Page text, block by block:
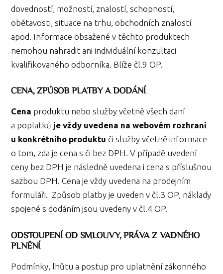
dovedností, možností, znalostí, schopností,
obětavosti, situace na trhu, obchodních znalostí
apod. Informace obsažené v těchto produktech
nemohou nahradit ani individuální konzultaci
kvalifikovaného odborníka. Blíže čl.9 OP.
CENA, ZPŮSOB PLATBY A DODÁNÍ
Cena produktu nebo služby včetně všech daní
a poplatků je vždy uvedena na webovém rozhraní
u konkrétního produktu či služby včetně informace
o tom, zda je cena s či bez DPH. V případě uvedení
ceny bez DPH je následně uvedena i cena s příslušnou
sazbou DPH. Cena je vždy uvedena na prodejním
formuláři. Způsob platby je uveden v čl.3 OP, náklady
spojené s dodáním jsou uvedeny v čl.4 OP.
ODSTOUPENÍ OD SMLOUVY, PRÁVA Z VADNÉHO
PLNĚNÍ
Podmínky, lhůtu a postup pro uplatnění zákonného